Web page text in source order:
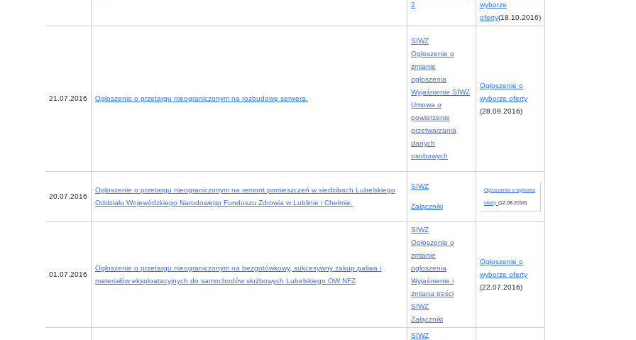
2
wyborze
oferty(18.10.2016)
21.07.2016 Ogłoszenie o przetargu nieograniczonym na rozbudowę serwera.
SIWZ
Ogłoszenie o
zmianie
ogłoszenia
Wyjaśnienie SIWZ
Umowa o
powierzenie
przetwarzania
danych
osobowych
Ogłoszenie o
wyborze oferty
(28.09.2016)
20.07.2016
Ogłoszenie o przetargu nieograniczonym na remont pomieszczeń w siedzibach Lubelskiego
Oddziału Wojewódzkiego Narodowego Funduszu Zdrowia w Lublinie i Chełmie.
SIWZ
Załączniki
Ogłoszenie o wyborze
oferty (12.08.2016)
01.07.2016
Ogłoszenie o przetargu nieograniczonym na bezgotówkowy, sukcesywny zakup paliwa i
materiałów eksploatacyjnych do samochodów służbowych Lubelskiego OW NFZ
SIWZ
Ogłoszenie o
zmianie
ogłoszenia
Wyjaśnienie i
zmiana treści
SIWZ
Załączniki
Ogłoszenie o
wyborze oferty
(22.07.2016)
SIWZ